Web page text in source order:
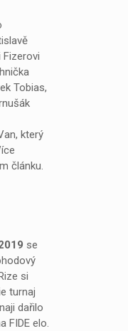
Fizerovi
Tobias,
který
článku.
se
si
turnaj
dařilo
FIDE elo.